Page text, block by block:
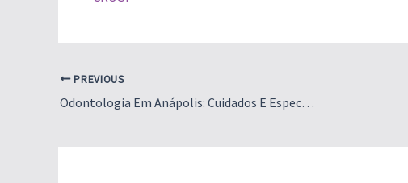
Post
navigation
PREVIOUS
Odontologia Em Anápolis: Cuidados E Especialidades Para Sorrir